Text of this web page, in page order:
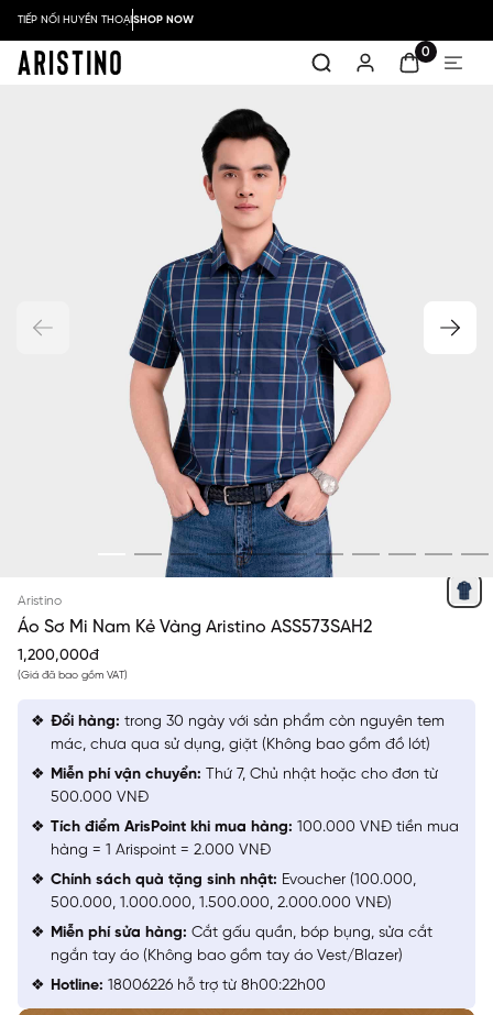
TIẾP NỐI HUYỀN THOẠISHOP NOW
0
Aristino
Áo Sơ Mi Nam Kẻ Vàng Aristino ASS573SAH2
1,200,000đ
(Giá đã bao gồm VAT)
XANH TÍM THAN KẺ VÀNG
Đổi hàng: trong 30 ngày với sản phẩm còn nguyên tem
mác, chưa qua sử dụng, giặt (Không bao gồm đồ lót)
Miễn phí vận chuyển: Thứ 7, Chủ nhật hoặc cho đơn từ
500.000 VNĐ
Tích điểm ArisPoint khi mua hàng: 100.000 VNĐ tiền mua
hàng = 1 Arispoint = 2.000 VNĐ
Chính sách quà tặng sinh nhật: Evoucher (100.000,
500.000, 1.000.000, 1.500.000, 2.000.000 VNĐ)
Miễn phí sửa hàng: Cắt gấu quần, bóp bụng, sửa cắt
ngắn tay áo (Không bao gồm tay áo Vest/Blazer)
Hotline: 18006226 hỗ trợ từ 8h00:22h00